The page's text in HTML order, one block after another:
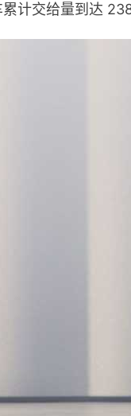
计交给量到达